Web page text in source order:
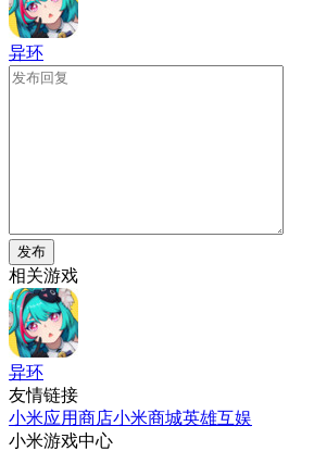
异环
发布
相关游戏
异环
友情链接
小米应用商店小米商城英雄互娱
小米游戏中心